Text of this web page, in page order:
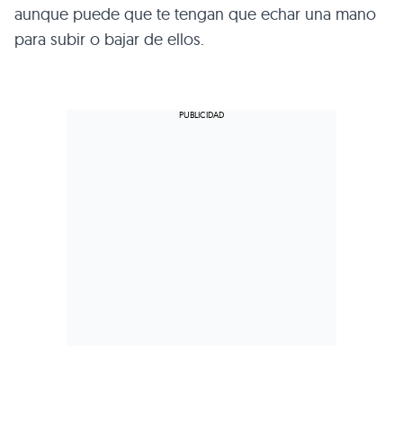
aunque puede que te tengan que echar una mano
para subir o bajar de ellos.